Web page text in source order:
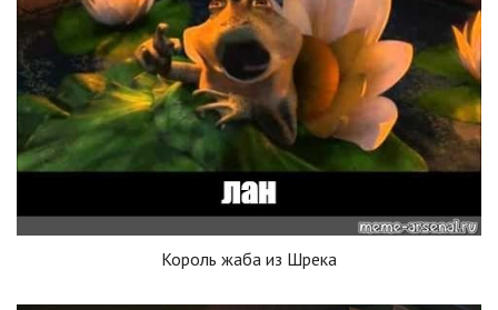
Король жаба из Шрека